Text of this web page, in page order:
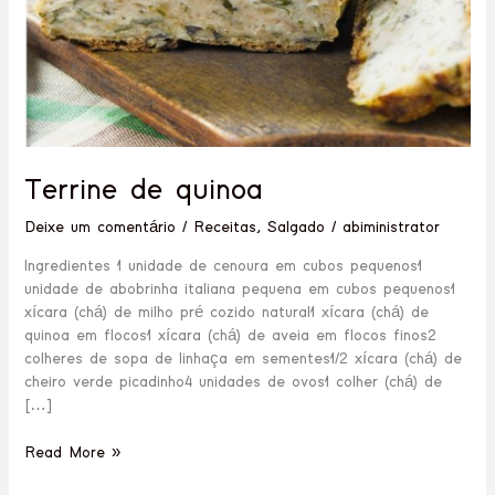
Terrine de quinoa
Deixe um comentário / Receitas,Salgado /abiministrator
Ingredientes 1 unidade de cenoura em cubos pequenos1
unidade de abobrinha italiana pequena em cubos pequenos1
xícara (chá) de milho pré cozido natural1 xícara (chá) de
quinoa em flocos1 xícara (chá) de aveia em flocos finos2
colheres de sopa de linhaça em sementes1/2 xícara (chá) de
cheiro verde picadinho4 unidades de ovos1 colher (chá) de
[…]
Read More »